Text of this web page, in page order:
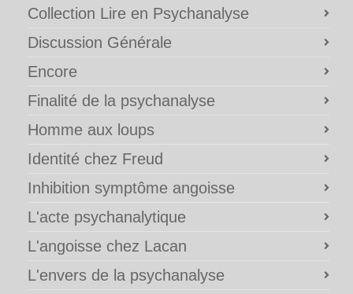
Collection Lire en Psychanalyse
Discussion Générale
Encore
Finalité de la psychanalyse
Homme aux loups
Identité chez Freud
Inhibition symptôme angoisse
L'acte psychanalytique
L'angoisse chez Lacan
L'envers de la psychanalyse